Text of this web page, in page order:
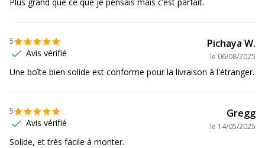
5
Avis vérifié
Pichaya W.
le 06/08/2025
Une boîte bien solide est conforme pour la livraison à l'étranger.
5
Avis vérifié
Gregg
le 14/05/2025
Solide, et très facile à monter.